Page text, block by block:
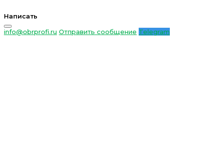
Написать
info@obrprofi.ru Отправить сообщение Telegram